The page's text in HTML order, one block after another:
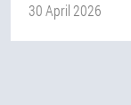
30 April 2026